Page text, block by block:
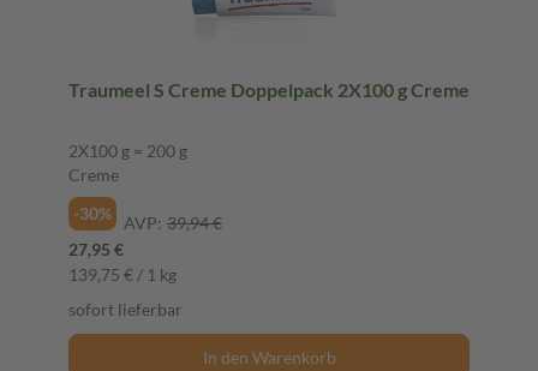
Traumeel S Creme Doppelpack 2X100 g Creme
2X100 g = 200 g
Creme
-30%
AVP: 39,94 €
27,95 €
139,75 € / 1 kg
sofort lieferbar
In den Warenkorb